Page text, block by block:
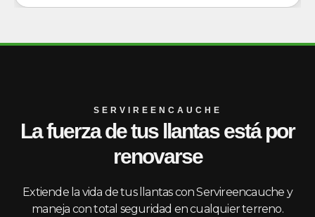
SERVIREENCAUCHE
La fuerza de tus llantas está por
renovarse
Extiende la vida de tus llantas con Servireencauche y
maneja con total seguridad en cualquier terreno.